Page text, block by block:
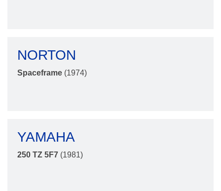
NORTON
Spaceframe (1974)
YAMAHA
250 TZ 5F7 (1981)